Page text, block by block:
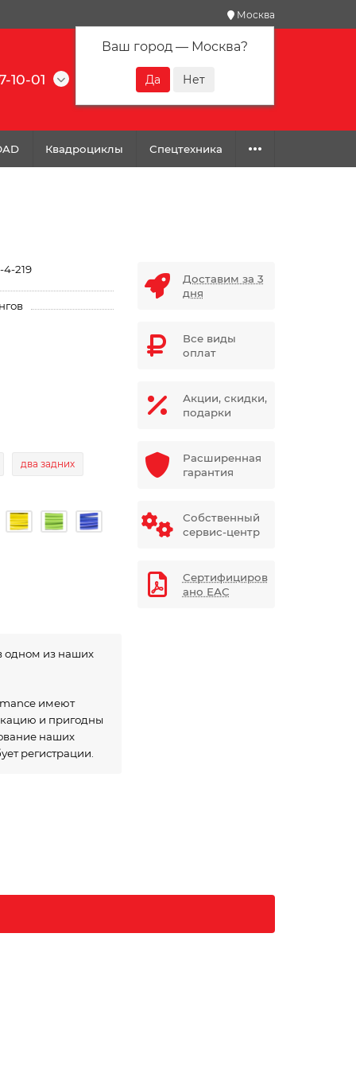
Москва
Ваш город — Москва?
10-01
Квадроциклы Спецтехника
4-219
два задних
одном из наших
имеют
и пригодны
наших
регистрации.
Доставим за 3
дня
Все виды
оплат
Акции, скидки,
подарки
Расширенная
гарантия
Собственный
сервис-центр
Сертифициров
ано ЕАС